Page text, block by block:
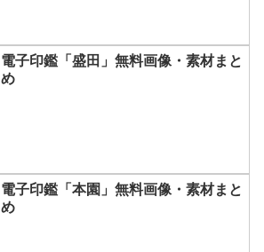
電子印鑑「盛田」無料画像・素材まと
め
電子印鑑「本園」無料画像・素材まと
め